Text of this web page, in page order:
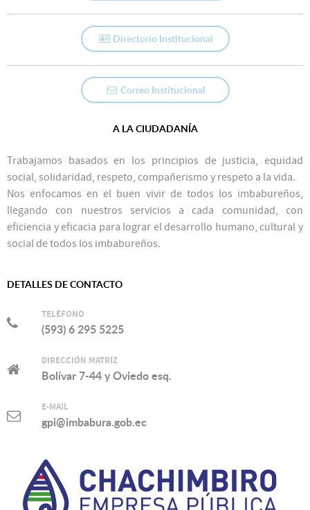
Directorio Institucional
Correo Institucional
A LA CIUDADANÍA
Trabajamos basados en los principios de justicia, equidad
social, solidaridad, respeto, compañerismo y respeto a la vida.
Nos enfocamos en el buen vivir de todos los imbabureños,
llegando con nuestros servicios a cada comunidad, con
eficiencia y eficacia para lograr el desarrollo humano, cultural y
social de todos los imbabureños.
DETALLES DE CONTACTO
TELÉFONO
(593) 6 295 5225
DIRECCIÓN MATRÍZ
Bolívar 7-44 y Oviedo esq.
E-MAIL
gpi@imbabura.gob.ec